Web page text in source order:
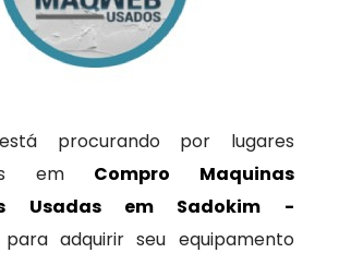
procurando por lugares
em Compro Maquinas
Usadas em Sadokim -
para adquirir seu equipamento